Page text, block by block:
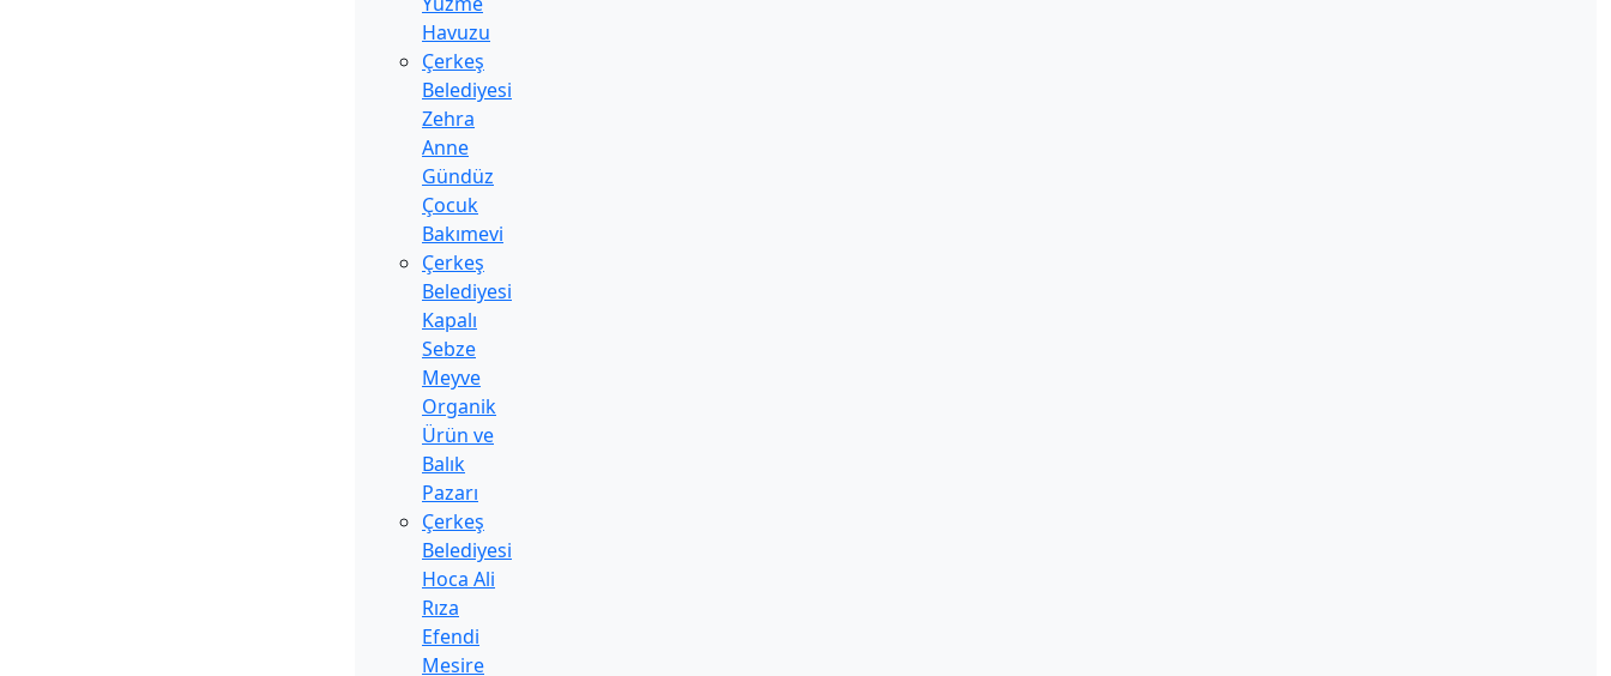
Havuzu
Çerkeş
Belediyesi
Zehra
Anne
Gündüz
Çocuk
Bakımevi
Çerkeş
Belediyesi
Kapalı
Sebze
Meyve
Organik
Ürün ve
Balık
Pazarı
Çerkeş
Belediyesi
Hoca Ali
Rıza
Efendi
Mesire